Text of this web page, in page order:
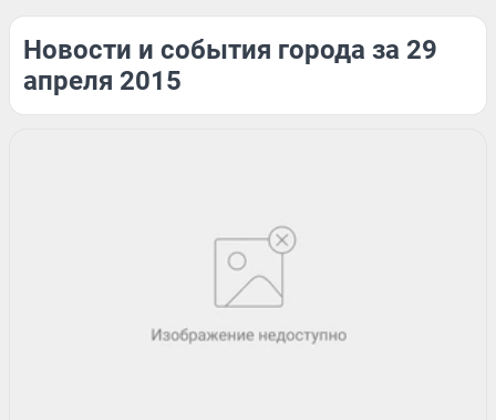
Новости и события города за 29
апреля 2015